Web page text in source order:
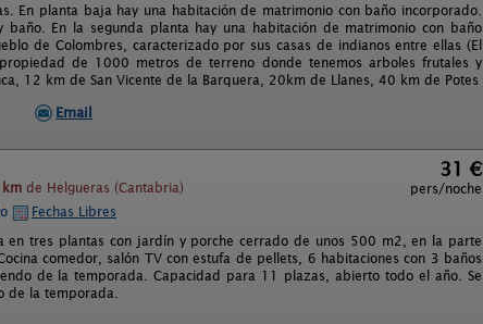
En planta baja hay una habitación de matrimonio con baño incorporado.
En la segunda planta hay una habitación de matrimonio con baño
de Colombres, caracterizado por sus casas de indianos entre ellas (El
de 1000 metros de terreno donde tenemos arboles frutales y
12 km de San Vicente de la Barquera, 20km de Llanes, 40 km de Potes
Email
de Helgueras (Cantabria)
31 €
pers/noche
Fechas Libres
en tres plantas con jardín y porche cerrado de unos 500 m2, en la parte
comedor, salón TV con estufa de pellets, 6 habitaciones con 3 baños
de la temporada. Capacidad para 11 plazas, abierto todo el año. Se
de la temporada.